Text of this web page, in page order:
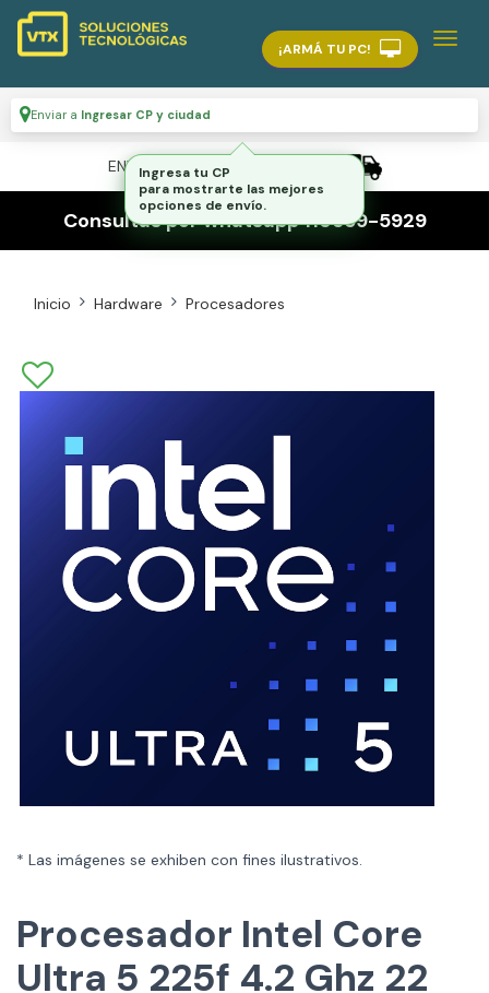
¡ARMÁ TU PC!
Enviar a Ingresar CP y ciudad
ENVÍO GRATIS A TODO EL PAÍS
Consultas por whatsapp 116559-5929
Inicio Hardware Procesadores
* Las imágenes se exhiben con fines ilustrativos.
Procesador Intel Core
Ultra 5 225f 4.2 Ghz 22
Ingresa tu CP
para mostrarte las mejores
opciones de envío.